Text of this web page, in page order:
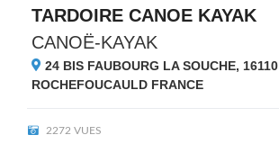
TARDOIRE CANOE KAYAK
CANOË-KAYAK
24 BIS FAUBOURG LA SOUCHE, 16110
ROCHEFOUCAULD FRANCE
2272 VUES